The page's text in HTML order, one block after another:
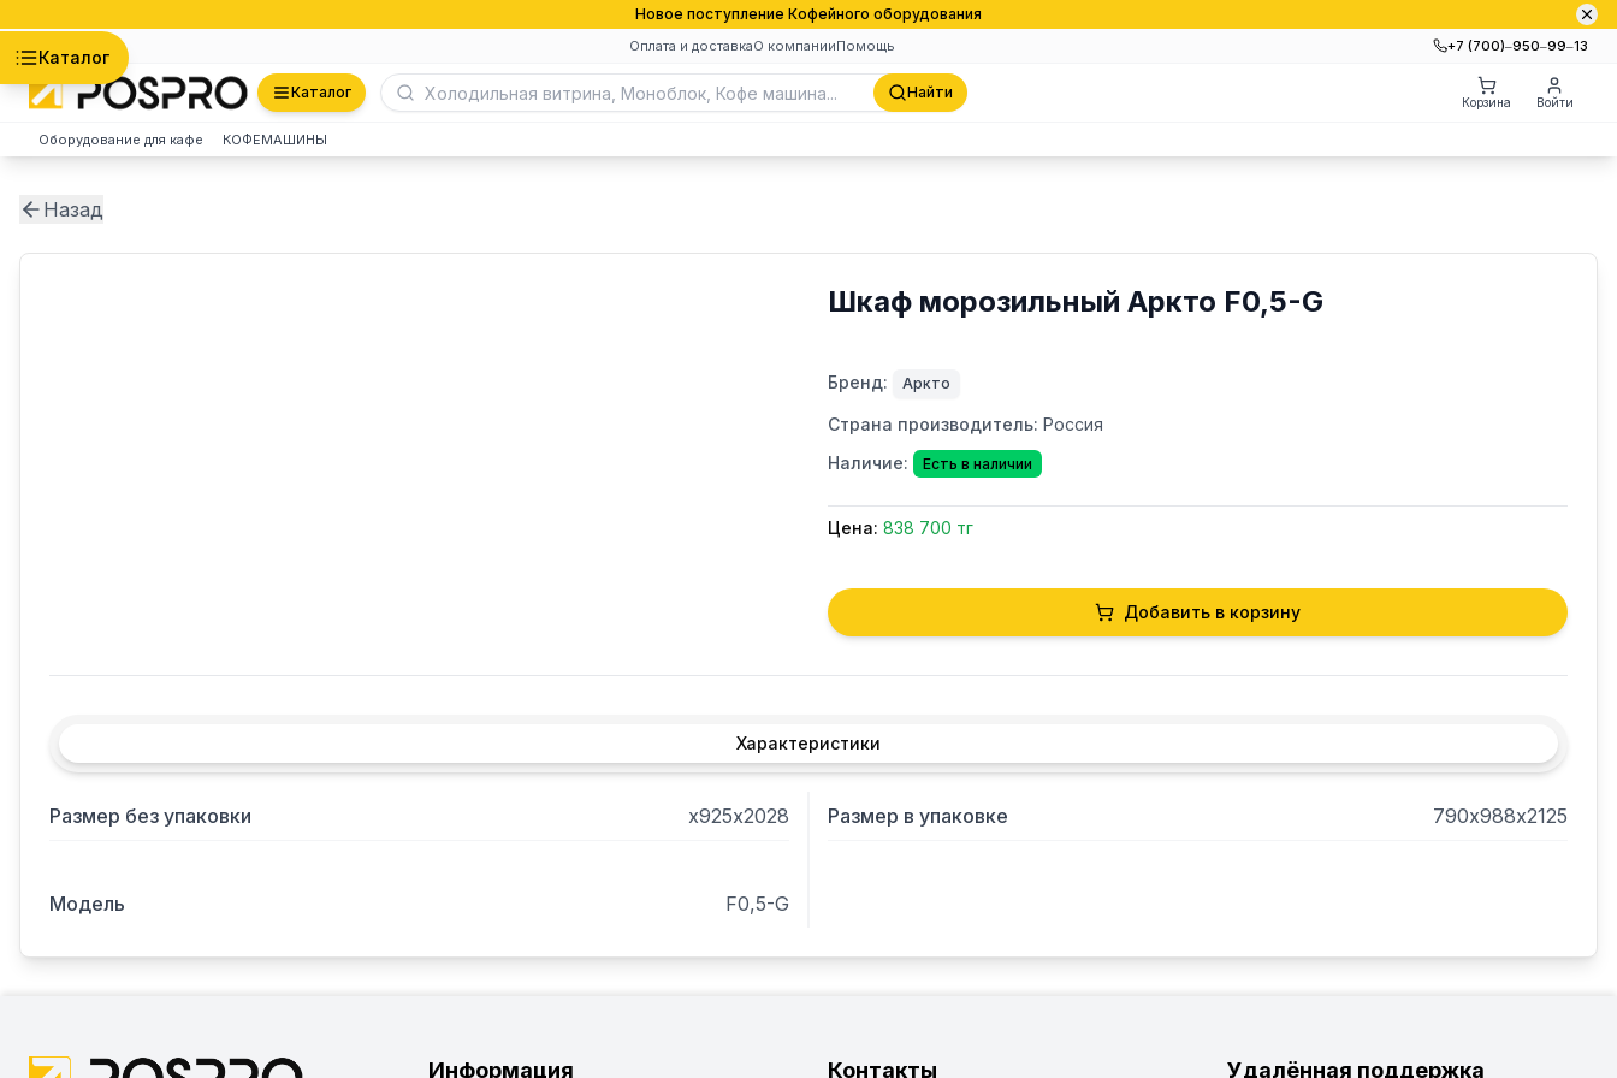
Новое поступление Кофейного оборудования
Оплата и доставкаО компанииПомощь +7 (700)‒950‒99‒13
Каталог
Каталог Найти
Корзина Войти
Оборудование для кафе КОФЕМАШИНЫ
Назад
Шкаф морозильный Аркто F0,5-G
Бренд: Аркто
Страна производитель: Россия
Наличие:
Есть в наличии
Цена: 838 700 тг
Добавить в корзину
Характеристики
Размер без упаковки х925х2028 Размер в упаковке 790х988х2125
Модель F0,5-G
Информация Контакты Удалённая поддержка